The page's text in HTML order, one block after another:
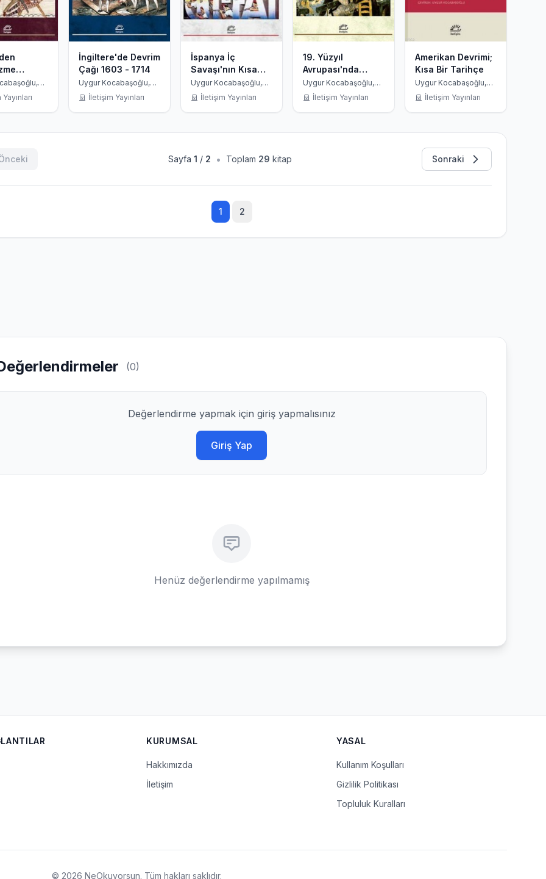
İngiltere'de Devrim
Çağı 1603 - 1714
Uygur Kocabaşoğlu,
Christopher Hill
İletişim Yayınları
İspanya İç
Savaşı'nın Kısa
Tarihi
Uygur Kocabaşoğlu,
Julian Casanova
İletişim Yayınları
19. Yüzyıl
Avrupası'nda
Burjuva Toplumu
Uygur Kocabaşoğlu,
Derleme
İletişim Yayınları
Amerikan Devrimi;
Kısa Bir Tarihçe
Uygur Kocabaşoğlu,
Robert J. Allison
İletişim Yayınları
Sayfa 1 / 2 • Toplam 29 kitap Sonraki
1 2
(0)
Değerlendirme yapmak için giriş yapmalısınız
Giriş Yap
Henüz değerlendirme yapılmamış
KURUMSAL
Hakkımızda
İletişim
YASAL
Kullanım Koşulları
Gizlilik Politikası
Topluluk Kuralları
© 2026 NeOkuyorsun. Tüm hakları saklıdır.